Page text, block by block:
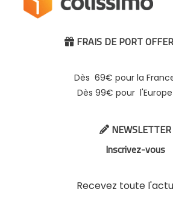
 FRAIS DE PORT
Dès 69€ pour la
Dès 99€ pour l'Europe
NEWSLETTER
Inscrivez-vous
Recevez toute